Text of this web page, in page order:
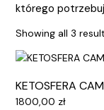
Showing all 3
KETOSFERA
1800,00 zł
którego